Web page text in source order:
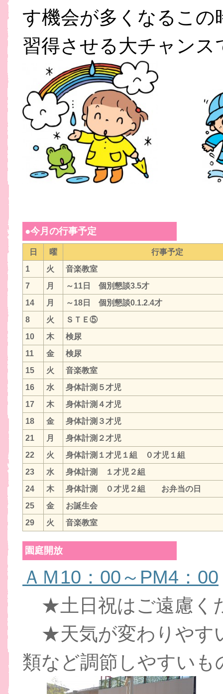
す機会が多くなるこ
習得させる大チャンス
●今月の行事予定
日 曜
行事予定
1
火
音楽教室
7
月
～11日 個別懇談3.5才
14
月
～18日 個別懇談0.1.2.4才
8
火
ＳＴＥ⑤
10
木
検尿
11
金
検尿
15
火
音楽教室
16
水
身体計測５才児
17
木
身体計測４才児
18
金
身体計測３才児
21
月
身体計測２才児
22
火
身体計測１才児１組 ０才児１組
23
水
身体計測 １才児２組
24
木
身体計測 ０才児２組 お弁当の日
25
金
お誕生会
29
火 音楽教室
園庭開放
ＡＭ10：00～PM4：00
★土日祝はご遠慮く
★天気が変わりやす
類など調節しやすい